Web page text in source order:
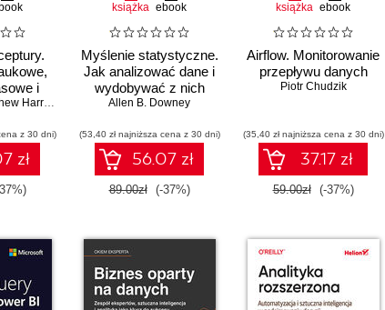
i
analiza
III
Harrison
z 30 dni)
zł
książka ebook
Myślenie statystyczne.
Jak analizować dane i
wydobywać z nich
wiedzę. Wydanie III
Allen B. Downey
(53,40 zł najniższa cena z 30 dni)
56.07 zł
89.00zł (-37%)
książka ebook
Airflow. Monitorowanie
przepływu danych
Piotr Chudzik
(35,40 zł najniższa cena z 30 dni)
37.17 zł
59.00zł (-37%)